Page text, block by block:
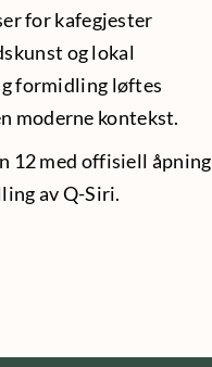
for kafegjester
og lokal
formidling løftes
moderne kontekst.
12 med offisiell åpning
av Q-Siri.